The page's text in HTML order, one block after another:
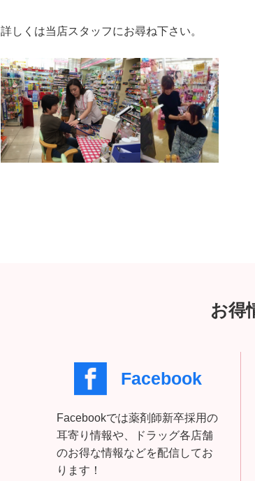
詳しくは当店スタッフにお尋ね下さい。
お得
Facebook
Facebookでは薬剤師新卒採用の
耳寄り情報や、ドラッグ各店舗
のお得な情報などを配信してお
ります！